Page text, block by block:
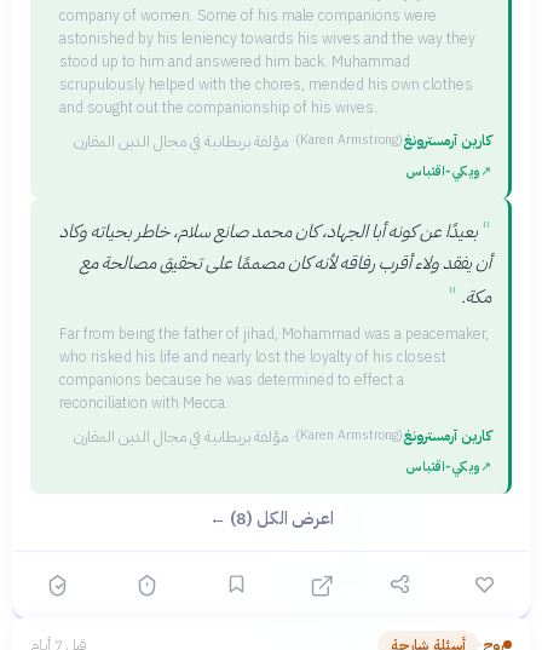
company of women. Some of his male companions were
astonished by his leniency towards his wives and the way they
stood up to him and answered him back. Muhammad
scrupulously helped with the chores, mended his own clothes
and sought out the companionship of his wives.
كارين آرمسترونغ
(Karen Armstrong)
· مؤلفة بريطانية في مجال الدين المقارن
↗ويكي‑اقتباس
" بعيدًا عن كونه أبا الجهاد، كان محمد صانع سلام، خاطر بحياته وكاد
أن يفقد ولاء أقرب رفاقه لأنه كان مصممًا على تحقيق مصالحة مع
مكة. "
Far from being the father of jihad, Mohammad was a peacemaker,
who risked his life and nearly lost the loyalty of his closest
companions because he was determined to effect a
reconciliation with Mecca.
كارين آرمسترونغ
(Karen Armstrong)
· مؤلفة بريطانية في مجال الدين المقارن
↗ويكي‑اقتباس
اعرض الكل (8) ←
روح› أسئلة شارحة قبل 7 أيام